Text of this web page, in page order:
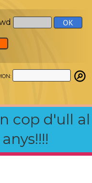
cop d'ull al